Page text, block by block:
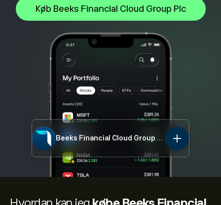
Køb Beeks Financial Cloud Group Plc
Beeks Financial Cloud Group Plc BKS.L